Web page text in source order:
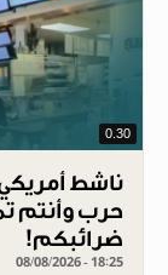
0.30
ناشط
حرب وأنتم
ضرائبكم!
08/08/2026 - 18:25